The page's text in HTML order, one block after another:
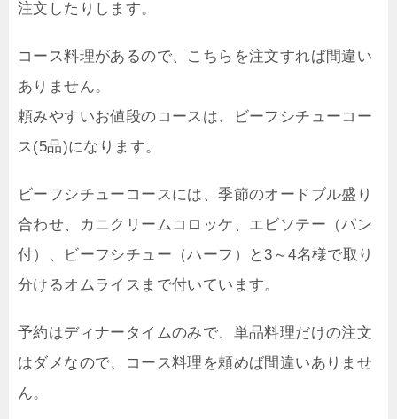
注文したりします。
コース料理があるので、こちらを注文すれば間違い
ありません。
頼みやすいお値段のコースは、ビーフシチューコー
ス(5品)になります。
ビーフシチューコースには、季節のオードブル盛り
合わせ、カニクリームコロッケ、エビソテー（パン
付）、ビーフシチュー（ハーフ）と3～4名様で取り
分けるオムライスまで付いています。
予約はディナータイムのみで、単品料理だけの注文
はダメなので、コース料理を頼めば間違いありませ
ん。